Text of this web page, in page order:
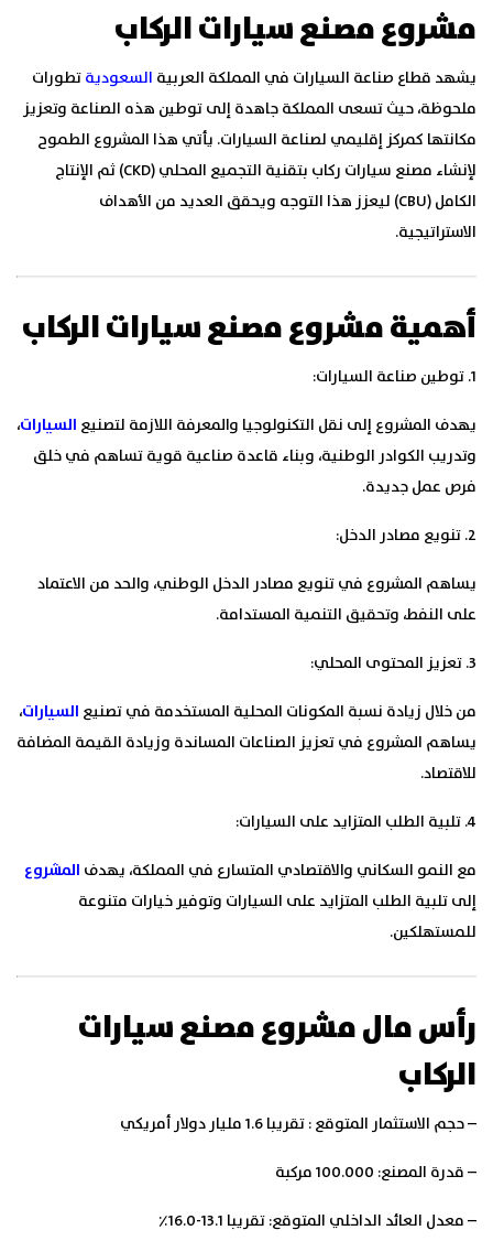
مشروع مصنع سيارات الركاب
يشهد قطاع صناعة السيارات في المملكة العربية السعوديةتطورات
ملحوظة، حيث تسعى المملكة جاهدة إلى توطين هذه الصناعة وتعزيز
مكانتها كمركز إقليمي لصناعة السيارات. يأتي هذا المشروع الطموح
لإنشاء مصنع سيارات ركاب بتقنية التجميع المحلي (CKD) ثم الإنتاج
الكامل (CBU) ليعزز هذا التوجه ويحقق العديد من الأهداف
الاستراتيجية.
أهمية مشروع مصنع سيارات الركاب
1. توطين صناعة السيارات:
يهدف المشروع إلى نقل التكنولوجيا والمعرفة اللازمة لتصنيع السيارات،
وتدريب الكوادر الوطنية، وبناء قاعدة صناعية قوية تساهم في خلق
فرص عمل جديدة.
2. تنويع مصادر الدخل:
يساهم المشروع في تنويع مصادر الدخل الوطني، والحد من الاعتماد
على النفط، وتحقيق التنمية المستدامة.
3. تعزيز المحتوى المحلي:
من خلال زيادة نسبة المكونات المحلية المستخدمة في تصنيع السيارات،
يساهم المشروع في تعزيز الصناعات المساندة وزيادة القيمة المضافة
للاقتصاد.
4. تلبية الطلب المتزايد على السيارات:
مع النمو السكاني والاقتصادي المتسارع في المملكة، يهدف المشروع
إلى تلبية الطلب المتزايد على السيارات وتوفير خيارات متنوعة
للمستهلكين.
رأس مال مشروع مصنع سيارات
الركاب
– حجم الاستثمار المتوقع : تقريبا 1.6 مليار دولار أمريكي
– قدرة المصنع: 100.000 مركبة
– معدل العائد الداخلي المتوقع: تقريبا 13.1-16.0٪